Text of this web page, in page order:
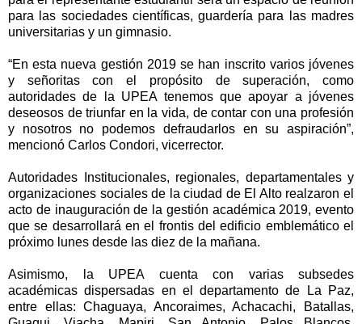
para las sociedades científicas, guardería para las madres
universitarias y un gimnasio.
“En esta nueva gestión 2019 se han inscrito varios jóvenes
y señoritas con el propósito de superación, como
autoridades de la UPEA tenemos que apoyar a jóvenes
deseosos de triunfar en la vida, de contar con una profesión
y nosotros no podemos defraudarlos en su aspiración”,
mencionó Carlos Condori, vicerrector.
Autoridades Institucionales, regionales, departamentales y
organizaciones sociales de la ciudad de El Alto realzaron el
acto de inauguración de la gestión académica 2019, evento
que se desarrollará en el frontis del edificio emblemático el
próximo lunes desde las diez de la mañana.
Asimismo, la UPEA cuenta con varias subsedes
académicas dispersadas en el departamento de La Paz,
entre ellas: Chaguaya, Ancoraimes, Achacachi, Batallas,